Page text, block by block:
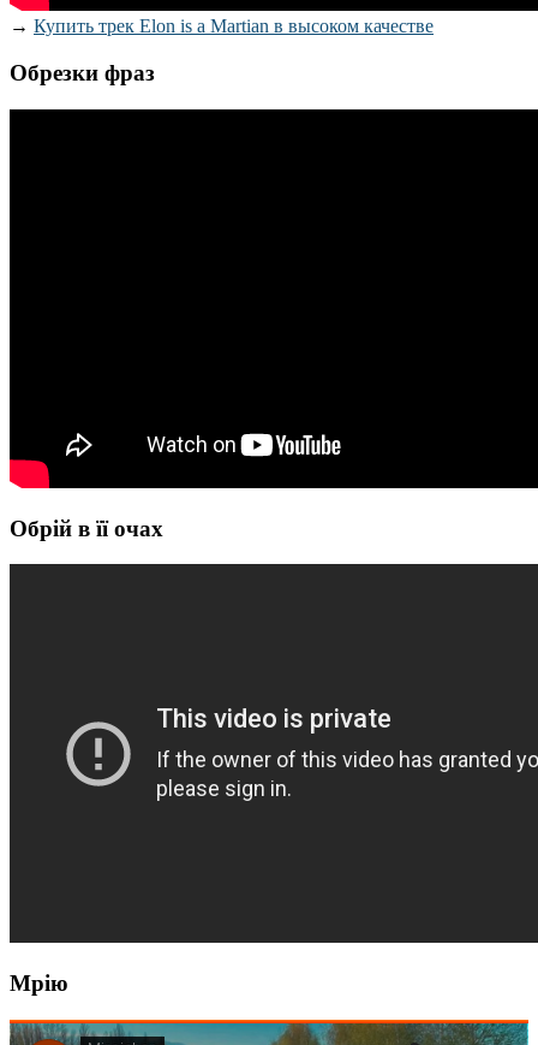
→ Купить трек Elon is a Martian в высоком качестве
Обрезки фраз
Обрій в її очах
Мрію